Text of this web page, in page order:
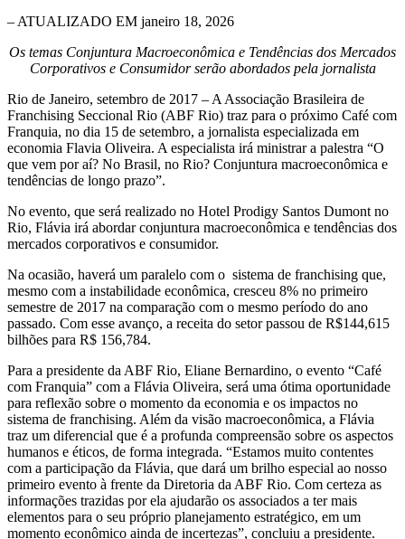
– ATUALIZADO EM janeiro 18, 2026
Os temas Conjuntura Macroeconômica e Tendências dos Mercados
Corporativos e Consumidor serão abordados pela jornalista
Rio de Janeiro, setembro de 2017 – A Associação Brasileira de
Franchising Seccional Rio (ABF Rio) traz para o próximo Café com
Franquia, no dia 15 de setembro, a jornalista especializada em
economia Flavia Oliveira. A especialista irá ministrar a palestra “O
que vem por aí? No Brasil, no Rio? Conjuntura macroeconômica e
tendências de longo prazo”.
No evento, que será realizado no Hotel Prodigy Santos Dumont no
Rio, Flávia irá abordar conjuntura macroeconômica e tendências dos
mercados corporativos e consumidor.
Na ocasião, haverá um paralelo com o sistema de franchising que,
mesmo com a instabilidade econômica, cresceu 8% no primeiro
semestre de 2017 na comparação com o mesmo período do ano
passado. Com esse avanço, a receita do setor passou de R$144,615
bilhões para R$ 156,784.
Para a presidente da ABF Rio, Eliane Bernardino, o evento “Café
com Franquia” com a Flávia Oliveira, será uma ótima oportunidade
para reflexão sobre o momento da economia e os impactos no
sistema de franchising. Além da visão macroeconômica, a Flávia
traz um diferencial que é a profunda compreensão sobre os aspectos
humanos e éticos, de forma integrada. “Estamos muito contentes
com a participação da Flávia, que dará um brilho especial ao nosso
primeiro evento à frente da Diretoria da ABF Rio. Com certeza as
informações trazidas por ela ajudarão os associados a ter mais
elementos para o seu próprio planejamento estratégico, em um
momento econômico ainda de incertezas”, concluiu a presidente.